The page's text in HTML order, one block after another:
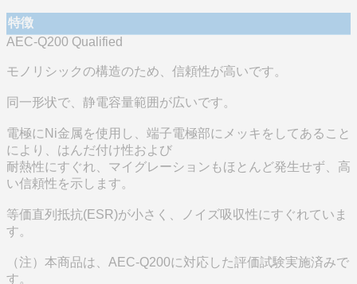
特徴
AEC-Q200 Qualified
モノリシックの構造のため、信頼性が高いです。
同一形状で、静電容量範囲が広いです。
電極にNi金属を使用し、端子電極部にメッキをしてあること
により、はんだ付け性および
耐熱性にすぐれ、マイグレーションもほとんど発生せず、高
い信頼性を示します。
等価直列抵抗(ESR)が小さく、ノイズ吸収性にすぐれていま
す。
（注）本商品は、AEC-Q200に対応した評価試験実施済みで
す。